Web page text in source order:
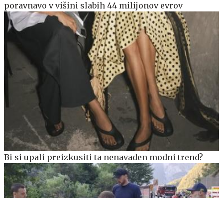
poravnavo v višini slabih 44 milijonov evrov
Bi si upali preizkusiti ta nenavaden modni trend?